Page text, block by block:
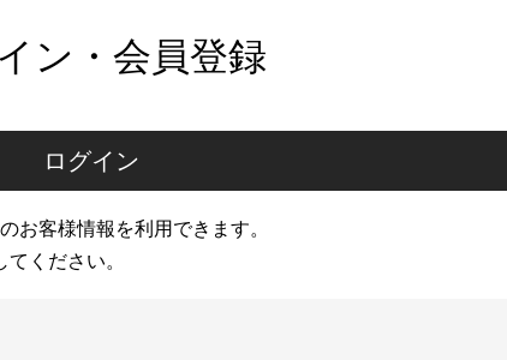
ン・会員登録
ログイン
お客様情報を利用できます。
ください。